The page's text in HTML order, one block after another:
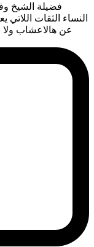
فضيلة الشيخ
النساء الثقات
عن هالاعشاب ولا